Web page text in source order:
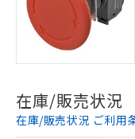
在庫/販売状況
在庫/販売状況 ご利用